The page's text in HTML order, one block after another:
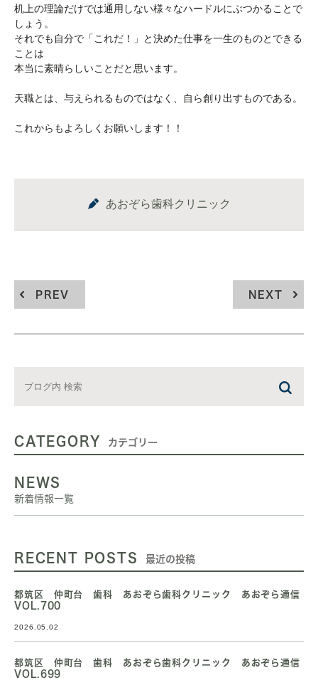
机上の理論だけでは通用しない様々なハードルにぶつかることで
しょう。
それでも自分で「これだ！」と決めた仕事を一生のものとできる
ことは
本当に素晴らしいことだと思います。
天職とは、与えられるものではなく、自ら創り出すものである。
これからもよろしくお願いします！！
あおぞら歯科クリニック
PREV NEXT
CATEGORY カテゴリー
NEWS
新着情報一覧
RECENT POSTS 最近の投稿
都筑区 仲町台 歯科 あおぞら歯科クリニック あおぞら通信
VOL.700
2026.05.02
都筑区 仲町台 歯科 あおぞら歯科クリニック あおぞら通信
VOL.699